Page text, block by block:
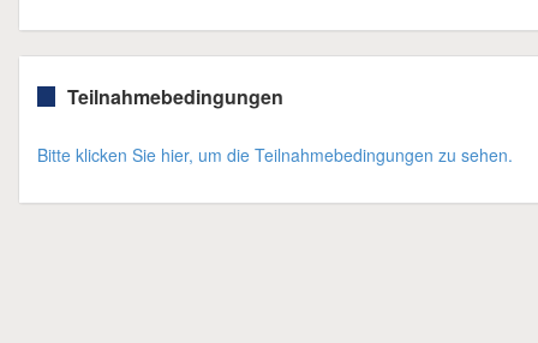
Teilnahmebedingungen
Bitte klicken Sie hier, um die Teilnahmebedingungen zu sehen.